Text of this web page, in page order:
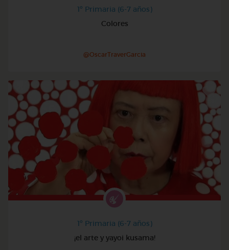
1º Primaria (6-7 años)
Colores
@OscarTraverGarcia
1º Primaria (6-7 años)
¡el arte y yayoi kusama!